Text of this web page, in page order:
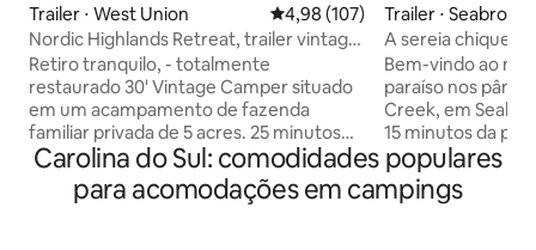
Trailer ⋅ West Union 4,98 de uma avaliação média de
4,98 (107)
Nordic Highlands Retreat, trailer vintage
de 30 pés
Retiro tranquilo, - totalmente
restaurado 30' Vintage Camper situado
em um acampamento de fazenda
familiar privada de 5 acres. 25 minutos
de Clemson, curta viagem para as
montanhas e acesso público ao Lago
Keowee. Quarto separado. Todos os
Trailer ⋅ Seabrook
A sereia chique
Lowcountry
Bem-vindo ao
paraíso nos
Creek, em
15 minutos da
Beaufort! Você
totalmente
completa, cozinha,
Carolina do Sul: comodidades populares
para acomodações em campings